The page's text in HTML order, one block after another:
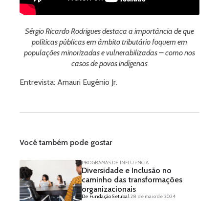
Sérgio Ricardo Rodrigues destaca a importância de que
políticas públicas em âmbito tributário foquem em
populações minorizadas e vulnerabilizadas – como nos
casos de povos indígenas
Entrevista: Amauri Eugênio Jr.
Você também pode gostar
PROGRAMAS DE INFLUêNCIA
Diversidade e Inclusão no
caminho das transformações
organizacionais
De Fundação Setubal28 de maio de 2024